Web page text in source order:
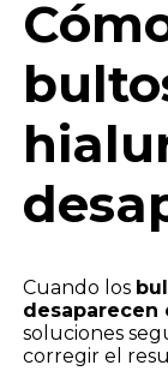
Cuando los
desaparecen
soluciones
corregir el